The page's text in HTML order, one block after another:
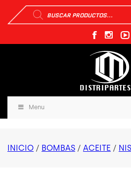
Búsqueda
de
productos
Menu
INICIO / BOMBAS / ACEITE /